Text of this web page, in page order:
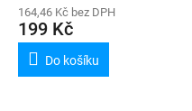
164,46 Kč bez DPH
199 Kč
Do košíku